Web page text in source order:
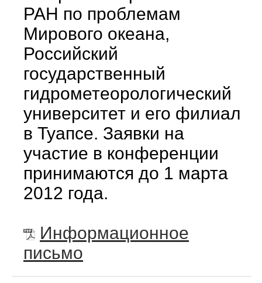
РАН по проблемам
Мирового океана,
Российский
государственный
гидрометеорологический
университет и его филиал
в Туапсе. Заявки на
участие в конференции
принимаются до 1 марта
2012 года.
Информационное
письмо